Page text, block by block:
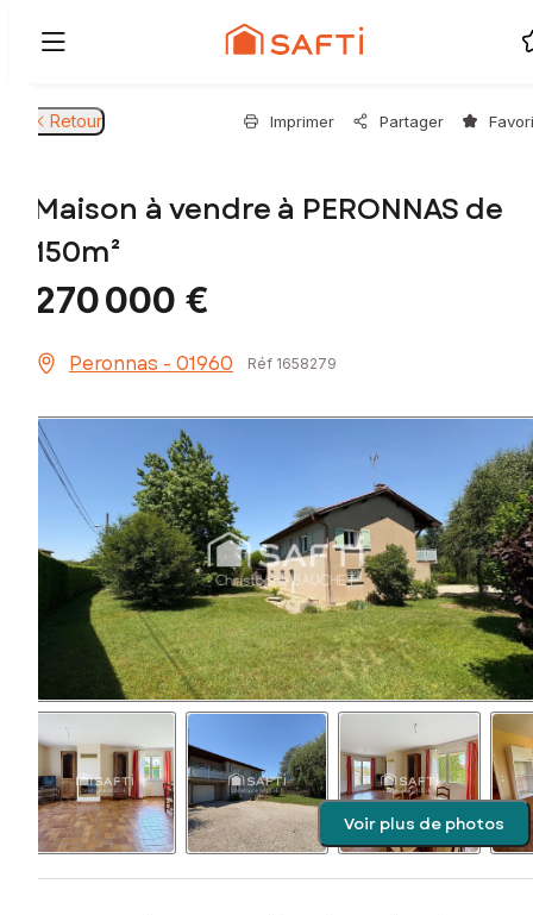
Retour Imprimer Partager
Maison à vendre à PERONNAS de
150m²
270 000 €
Peronnas - 01960 Réf 1658279
Voir plus de photos